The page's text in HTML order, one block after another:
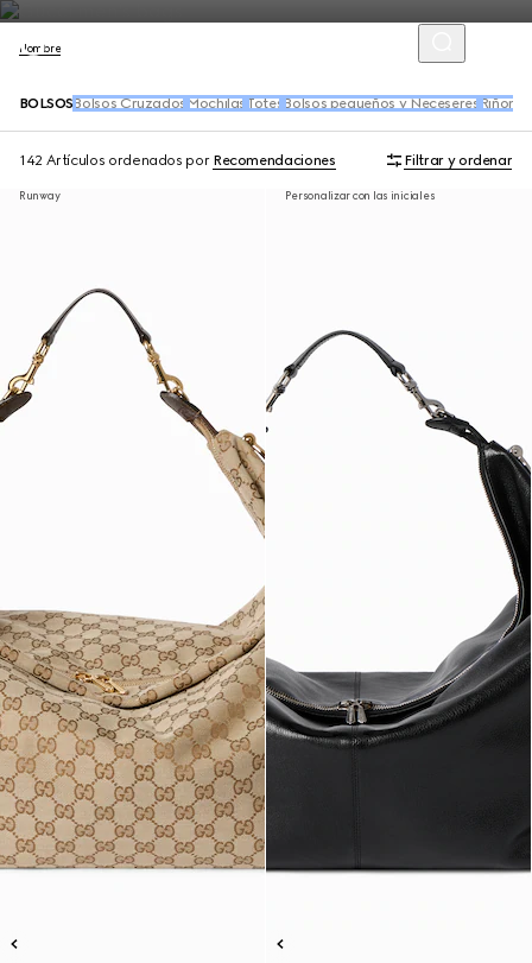
Hombre
BOLSOS Bolsos Cruzados Mochilas Totes Bolsos pequeños y Neceseres
142 Artículos ordenados por Recomendaciones Filtrar y ordenar
Runway Personalizar con las iniciales